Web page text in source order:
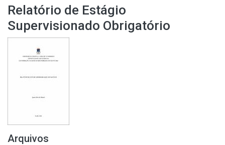
Relatório de Estágio
Supervisionado Obrigatório
Arquivos